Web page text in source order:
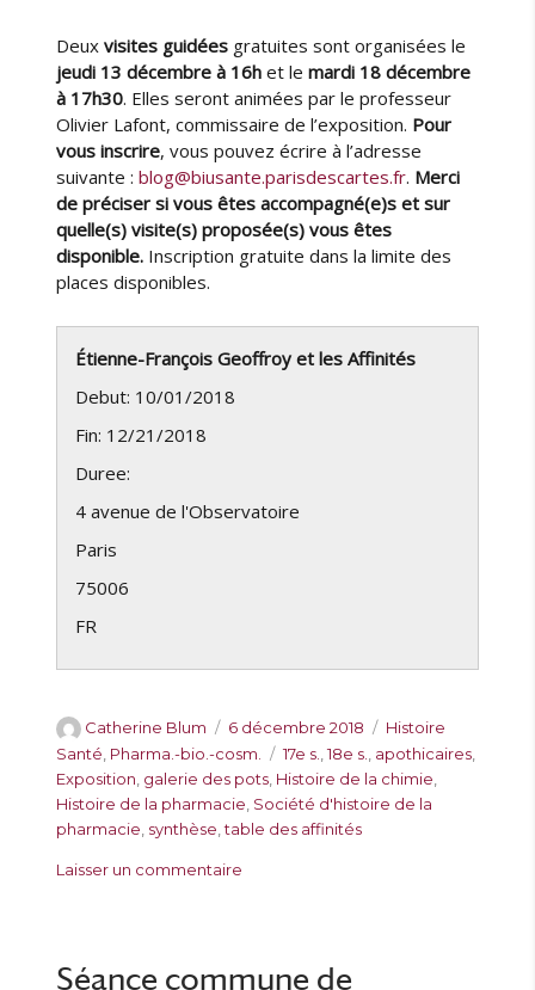
Deuxvisites guidées gratuites sont organisées le
jeudi 13 décembre à 16h et lemardi 18 décembre
à 17h30. Elles seront animées par le professeur
Olivier Lafont, commissaire de l’exposition. Pour
vous inscrire, vous pouvez écrire à l’adresse
suivante :blog@biusante.parisdescartes.fr. Merci
de préciser si vous êtes accompagné(e)s et sur
quelle(s) visite(s) proposée(s) vous êtes
disponible. Inscription gratuite dans la limite des
places disponibles.
Étienne-François Geoffroy et les Affinités
Debut: 10/01/2018
Fin: 12/21/2018
Duree:
4 avenue de l'Observatoire
Paris
75006
FR
A
u
t
e
u
Catherine Blum
P
u
b
l
i
l
6 décembre 2018
C
a
t
é
Histoire
Santé Pharma.-bio.-cosm.
É
t
i
q
s
17e s. ,18e s. apothicaires
Exposition galerie des pots Histoire de la chimie
Histoire de la pharmacie Société d'histoire de la
pharmacie synthèse ,table des affinités
Laisser un commentaire
Séance commune de